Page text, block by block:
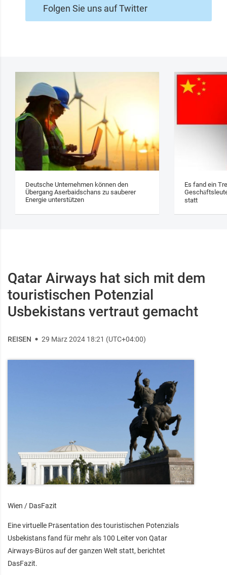
Folgen Sie uns auf Twitter
Deutsche Unternehmen können den
Übergang Aserbaidschans zu sauberer
Energie unterstützen
Es fand ein
statt
Qatar Airways hat sich mit dem
touristischen Potenzial
Usbekistans vertraut gemacht
REISEN 29 März 2024 18:21 (UTC+04:00)
Wien / DasFazit
Eine virtuelle Präsentation des touristischen Potenzials
Usbekistans fand für mehr als 100 Leiter von Qatar
Airways-Büros auf der ganzen Welt statt, berichtet
DasFazit.